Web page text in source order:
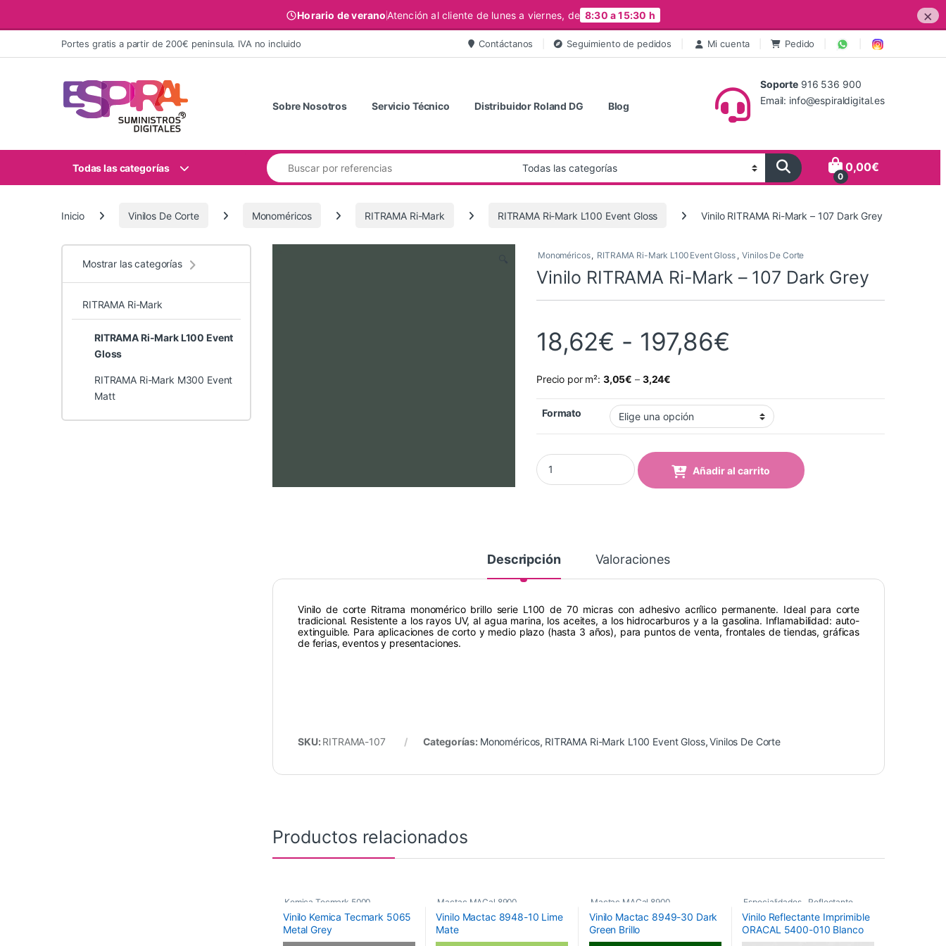
Horario de veranoAtención al cliente de lunes a viernes, de 8:30 a 15:30 h ×
Ir al contenidoPortes gratis a partir de 200€ peninsula. IVA no incluido Contáctanos Seguimiento de pedidos Mi cuenta Pedido
Sobre Nosotros Servicio Técnico Distribuidor Roland DG Blog
Soporte 916 536 900
Email: info@espiraldigital.es
Todas las categorías
Buscar:
0
0,00€
Inicio Vinilos De Corte Monoméricos RITRAMA Ri-Mark RITRAMA Ri-Mark L100 Event Gloss Vinilo RITRAMA Ri-Mark – 107 Dark Grey
Monoméricos, RITRAMA Ri-Mark L100 Event Gloss , Vinilos De Corte
Vinilo RITRAMA Ri-Mark – 107 Dark Grey
18,62€ - 197,86€
Precio por m²: 3,05€ – 3,24€
Formato
Vinilo RITRAMA Ri-Mark - 107 Dark Grey quantity
Añadir al carrito
Descripción Valoraciones
Vinilo de corte Ritrama monomérico brillo serie L100 de 70 micras con adhesivo acrílico permanente. Ideal para corte
tradicional. Resistente a los rayos UV, al agua marina, los aceites, a los hidrocarburos y a la gasolina. Inflamabilidad: auto-
extinguible. Para aplicaciones de corto y medio plazo (hasta 3 años), para puntos de venta, frontales de tiendas, gráficas
de ferias, eventos y presentaciones.
SKU: RITRAMA-107 Categorías: Monoméricos, RITRAMA Ri-Mark L100 Event Gloss,Vinilos De Corte
Productos relacionados
Kemica Tecmark 5000
Poliméricos ,Vinilos De Corte
Vinilo Kemica Tecmark 5065
Metal Grey
Mactac MACal 8900
Monoméricos, Vinilos De Corte
Vinilo Mactac 8948-10 Lime
Mate
Mactac MACal 8900
Monoméricos, Vinilos De Corte
Vinilo Mactac 8949-30 Dark
Green Brillo
Especialidades Reflectante
Vinilos De Corte
Vinilo Reflectante Imprimible
ORACAL 5400-010 Blanco
Mostrar las categorías
RITRAMA Ri-Mark
RITRAMA Ri-Mark L100 Event
Gloss
RITRAMA Ri-Mark M300 Event
Matt